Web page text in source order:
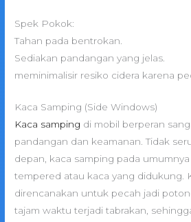
Spek Pokok:
Tahan pada bentrokan.
Sediakan pandangan yang jelas.
meminimalisir resiko cidera karena
Kaca Samping (Side Windows)
Kaca samping di mobil berperan
pandangan dan keamanan. Tidak
depan, kaca samping pada
tempered atau kaca yang didukung.
direncanakan untuk pecah jadi
tajam waktu terjadi tabrakan,